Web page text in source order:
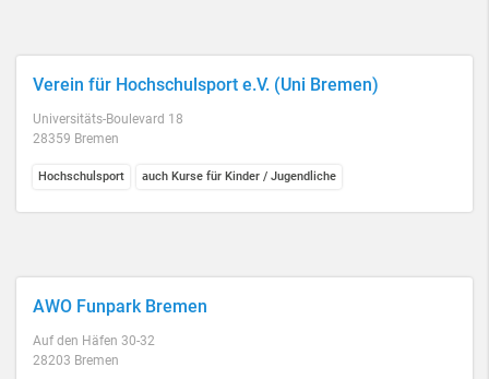
Verein für Hochschulsport e.V. (Uni Bremen)
Universitäts-Boulevard 18
28359 Bremen
Hochschulsport auch Kurse für Kinder / Jugendliche
AWO Funpark Bremen
Auf den Häfen 30-32
28203 Bremen